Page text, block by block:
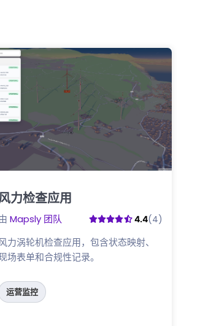
力检查应用
Mapsly 团队 4.4(4)
力涡轮机检查应用，包含状态映射、
场表单和合规性记录。
运营监控
这里